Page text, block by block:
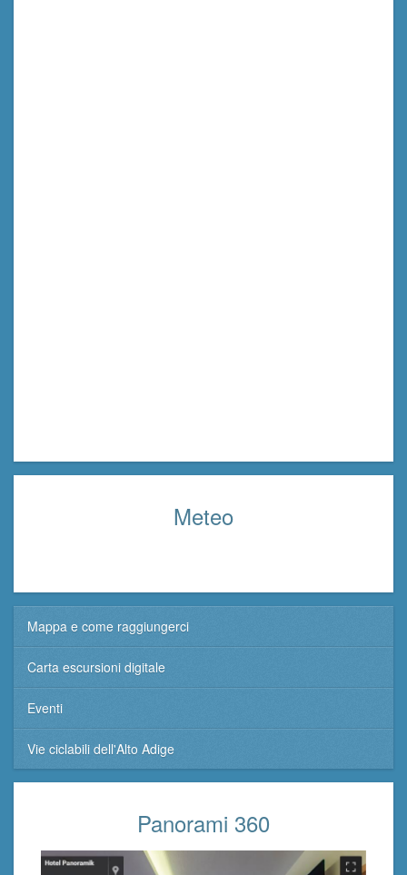
Meteo
Mappa e come raggiungerci
Carta escursioni digitale
Eventi
Vie ciclabili dell'Alto Adige
Panorami 360